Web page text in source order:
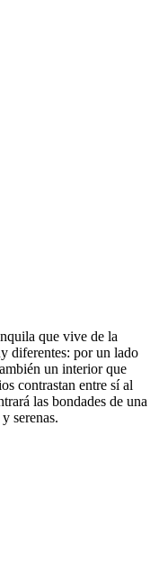
que vive de la
diferentes: por un lado
un interior que
contrastan entre sí al
las bondades de una
serenas.